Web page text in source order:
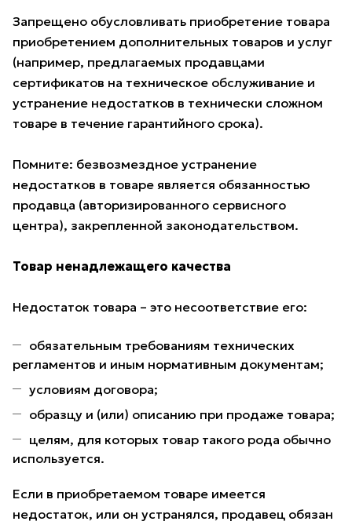
Запрещено обусловливать приобретение товара
приобретением дополнительных товаров и услуг
(например, предлагаемых продавцами
сертификатов на техническое обслуживание и
устранение недостатков в технически сложном
товаре в течение гарантийного срока).
Помните: безвозмездное устранение
недостатков в товаре является обязанностью
продавца (авторизированного сервисного
центра), закрепленной законодательством.
Товар ненадлежащего качества
Недостаток товара – это несоответствие его:
обязательным требованиям технических
регламентов и иным нормативным документам;
условиям договора;
образцу и (или) описанию при продаже товара;
целям, для которых товар такого рода обычно
используется.
Если в приобретаемом товаре имеется
недостаток, или он устранялся, продавец обязан